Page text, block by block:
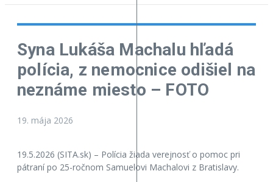
Syna Lukáša Machalu hľadá
polícia, z nemocnice odišiel na
neznáme miesto – FOTO
19. mája 2026
19.5.2026 (SITA.sk) – Polícia žiada verejnosť o pomoc pri
pátraní po 25-ročnom Samuelovi Machalovi z Bratislavy.